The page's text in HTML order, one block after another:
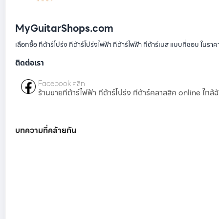
MyGuitarShops.com
เลือกซื้อ กีต้าร์โปร่ง กีต้าร์โปร่งไฟฟ้า กีต้าร์ไฟฟ้า กีต้าร์เบส แบบที่ชอบ ในราค
ติดต่อเรา
Facebook คลิก
ร้านขายกีต้าร์ไฟฟ้า กีต้าร์โปร่ง กีต้าร์คลาสสิค online ใกล้
บทความที่คล้ายกัน